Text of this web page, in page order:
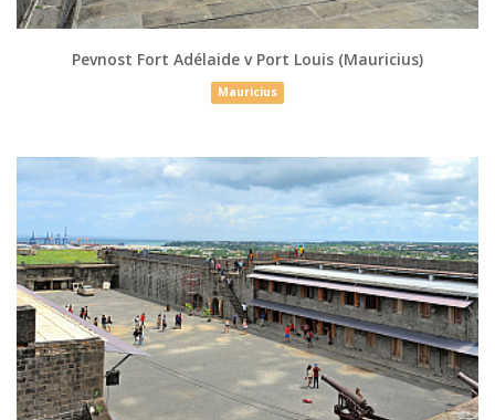
Pevnost Fort Adélaide v Port Louis (Mauricius)
Mauricius